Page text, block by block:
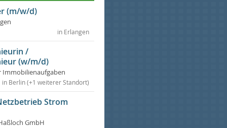
(m/w/d)
in Erlangen
/
(w/m/d)
Immobilienaufgaben
in Berlin (+1 weiterer Standort)
Strom
GmbH